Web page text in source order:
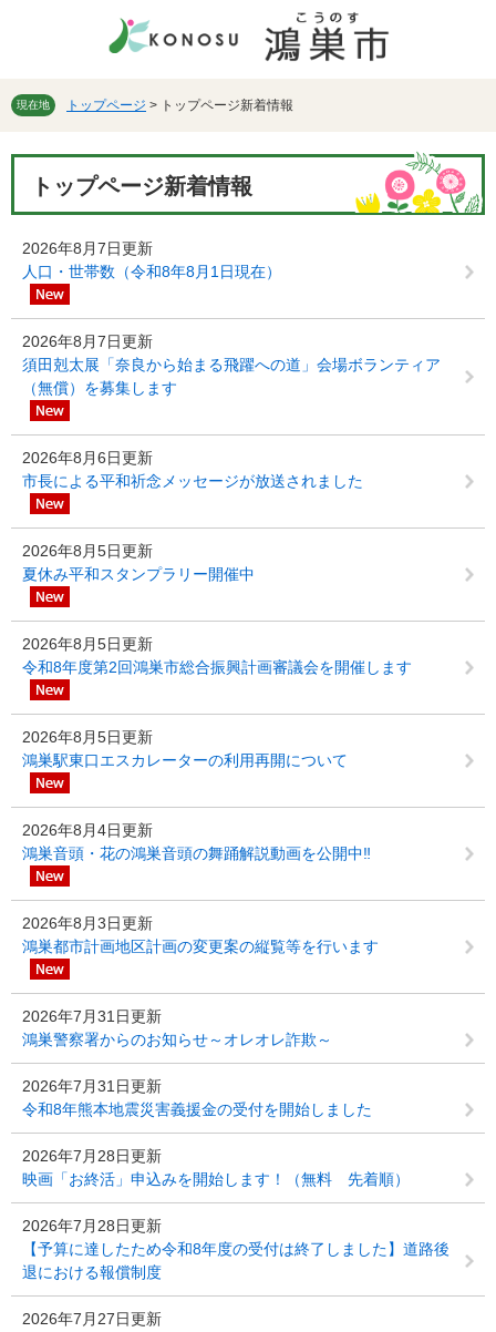
先
で
を
ば
本
現在地 トップページ > トップページ新着情報
トップページ新着情報
2026年8月7日更新
人口・世帯数（令和8年8月1日現在）
2026年8月7日更新
須田剋太展「奈良から始まる飛躍への道」会場ボランティア
（無償）を募集します
2026年8月6日更新
市長による平和祈念メッセージが放送されました
2026年8月5日更新
夏休み平和スタンプラリー開催中
2026年8月5日更新
令和8年度第2回鴻巣市総合振興計画審議会を開催します
2026年8月5日更新
鴻巣駅東口エスカレーターの利用再開について
2026年8月4日更新
鴻巣音頭・花の鴻巣音頭の舞踊解説動画を公開中‼
2026年8月3日更新
鴻巣都市計画地区計画の変更案の縦覧等を行います
2026年7月31日更新
鴻巣警察署からのお知らせ～オレオレ詐欺～
2026年7月31日更新
令和8年熊本地震災害義援金の受付を開始しました
2026年7月28日更新
映画「お終活」申込みを開始します！（無料 先着順）
2026年7月28日更新
【予算に達したため令和8年度の受付は終了しました】道路後
退における報償制度
2026年7月27日更新